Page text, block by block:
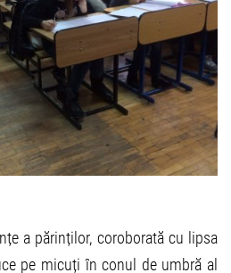
a părinților, coroborată cu lipsa
pe micuți în conul de umbră al